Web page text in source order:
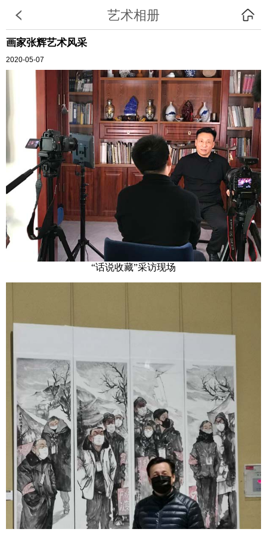
艺术相册
画家张辉艺术风采
2020-05-07
“话说收藏”采访现场